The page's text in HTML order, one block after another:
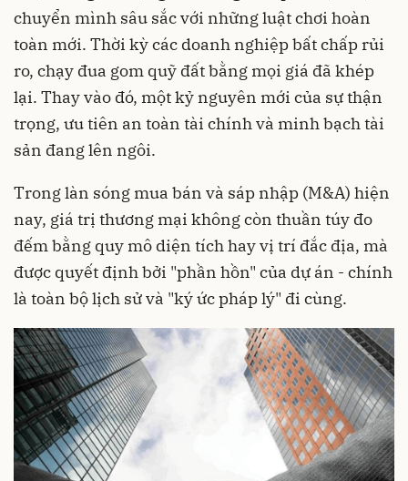
chuyển mình sâu sắc với những luật chơi hoàn
toàn mới. Thời kỳ các doanh nghiệp bất chấp rủi
ro, chạy đua gom quỹ đất bằng mọi giá đã khép
lại. Thay vào đó, một kỷ nguyên mới của sự thận
trọng, ưu tiên an toàn tài chính và minh bạch tài
sản đang lên ngôi.
Trong làn sóng mua bán và sáp nhập (M&A) hiện
nay, giá trị thương mại không còn thuần túy đo
đếm bằng quy mô diện tích hay vị trí đắc địa, mà
được quyết định bởi "phần hồn" của dự án - chính
là toàn bộ lịch sử và "ký ức pháp lý" đi cùng.